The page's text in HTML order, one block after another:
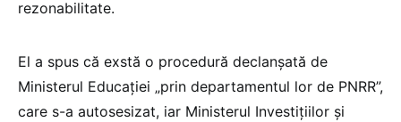
rezonabilitate.
El a spus că exstă o procedură declanșată de
Ministerul Educației „prin departamentul lor de PNRR”,
care s-a autosesizat, iar Ministerul Investițiilor și